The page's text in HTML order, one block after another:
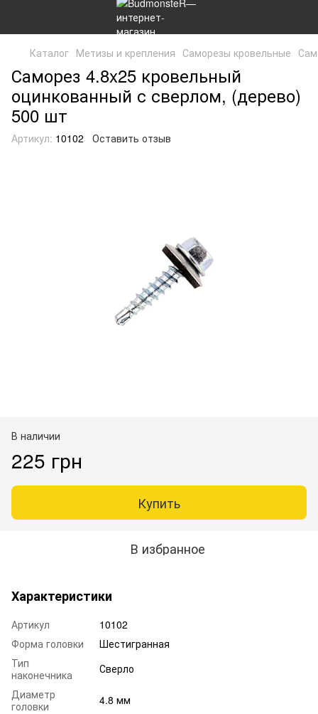
Каталог Метизы и крепления Саморезы кровельные
Саморез 4.8x25 кровельный
оцинкованный с сверлом, (дерево)
500 шт
Артикул: 10102 Оставить отзыв
В наличии
225 грн
Купить
В избранное
Характеристики
Артикул
10102
Форма головки
Шестигранная
Тип
наконечника
Сверло
Диаметр
головки
4.8 мм